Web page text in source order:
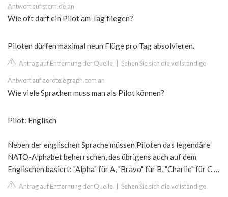
Antwort auf stern.de an
Wie oft darf ein Pilot am Tag fliegen?
Piloten dürfen maximal neun Flüge pro Tag absolvieren.
Antrag auf Entfernung der Quelle Sehen Sie sich die vollständige
Antwort auf aerotelegraph.com an
Wie viele Sprachen muss man als Pilot können?
Pilot: Englisch
Neben der englischen Sprache müssen Piloten das legendäre
NATO-Alphabet beherrschen, das übrigens auch auf dem
Englischen basiert: "Alpha" für A, "Bravo" für B, "Charlie" für C …
Antrag auf Entfernung der Quelle Sehen Sie sich die vollständige